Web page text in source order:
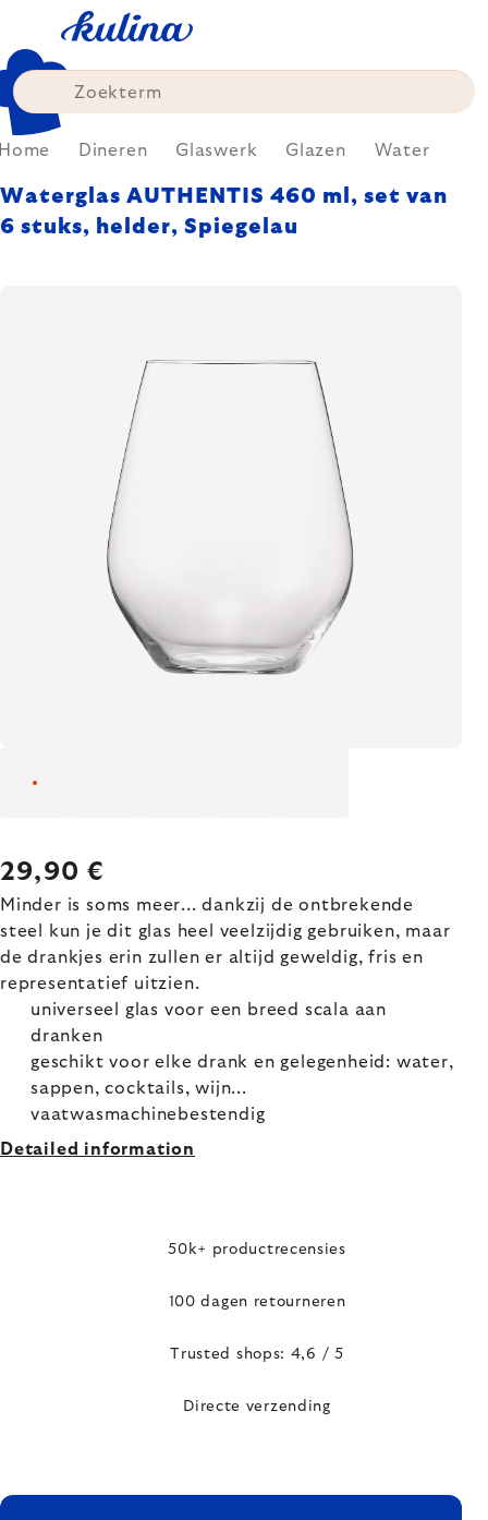
content
Dineren Glaswerk Glazen Water
Waterglas AUTHENTIS 460 ml, set van
6 stuks, helder, Spiegelau
29,90 €
Minder is soms meer... dankzij de ontbrekende
steel kun je dit glas heel veelzijdig gebruiken, maar
de drankjes erin zullen er altijd geweldig, fris en
representatief uitzien.
universeel glas voor een breed scala aan
dranken
geschikt voor elke drank en gelegenheid: water,
sappen, cocktails, wijn...
vaatwasmachinebestendig
Detailed information
50k+ productrecensies
100 dagen retourneren
Trusted shops: 4,6 / 5
Directe verzending
FOOTER